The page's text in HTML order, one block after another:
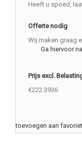
Heeft u spoed,
Offerte nodig
Wij maken graag
Ga hiervoor
Prijs excl.
€222.3936
toevoegen aan